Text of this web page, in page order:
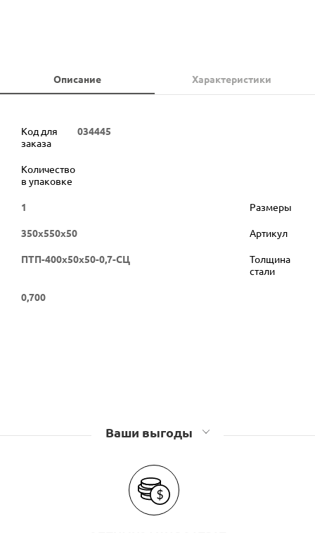
Описание Характеристики
Код для
заказа
034445
Количество
в упаковке
1 Размеры
350х550х50 Артикул
ПТП-400х50х50-0,7-СЦ
Толщина
стали
0,700
Ваши выгоды